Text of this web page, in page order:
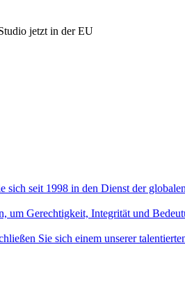
jetzt in der EU
sich seit 1998 in den Dienst der
um Gerechtigkeit, Integrität und
Sie sich einem unserer